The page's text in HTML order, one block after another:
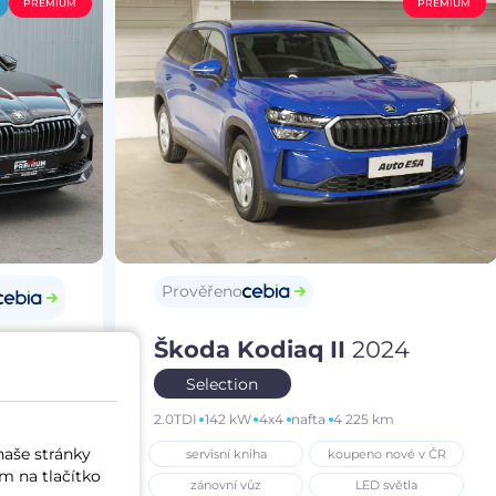
PREMIUM PREMIUM
Prověřeno
Škoda Kodiaq II 2024
Selection
2.0TDI 142 kW 4x4 nafta 4 225 km
servisní kniha koupeno nové v ČR
zánovní vůz LED světla
stránky
na tlačítko